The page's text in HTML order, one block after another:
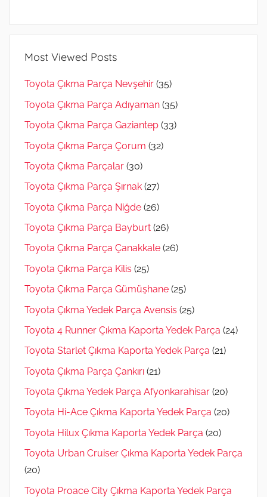
Most Viewed Posts
Toyota Çıkma Parça Nevşehir (35)
Toyota Çıkma Parça Adıyaman (35)
Toyota Çıkma Parça Gaziantep (33)
Toyota Çıkma Parça Çorum (32)
Toyota Çıkma Parçalar (30)
Toyota Çıkma Parça Şırnak (27)
Toyota Çıkma Parça Niğde (26)
Toyota Çıkma Parça Bayburt (26)
Toyota Çıkma Parça Çanakkale (26)
Toyota Çıkma Parça Kilis (25)
Toyota Çıkma Parça Gümüşhane (25)
Toyota Çıkma Yedek Parça Avensis (25)
Toyota 4 Runner Çıkma Kaporta Yedek Parça (24)
Toyota Starlet Çıkma Kaporta Yedek Parça (21)
Toyota Çıkma Parça Çankırı (21)
Toyota Çıkma Yedek Parça Afyonkarahisar (20)
Toyota Hi-Ace Çıkma Kaporta Yedek Parça (20)
Toyota Hilux Çıkma Kaporta Yedek Parça (20)
Toyota Urban Cruiser Çıkma Kaporta Yedek Parça
(20)
Toyota Proace City Çıkma Kaporta Yedek Parça